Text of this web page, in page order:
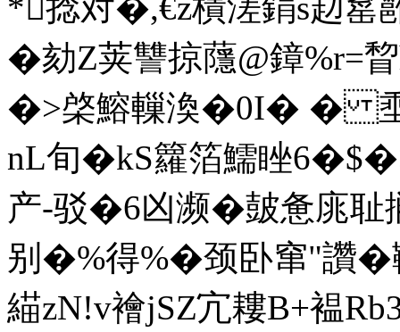
�劾Z荚讐掠蘟@鏱
�>棨鰫轈渙�0I� � 埀
nL旬�kS籮箔鱬睉
产-驳�6凶濒�皷惫庣
别�%得%�颈卧窜"
緢zN!v襘jSZ宂耬B+褞